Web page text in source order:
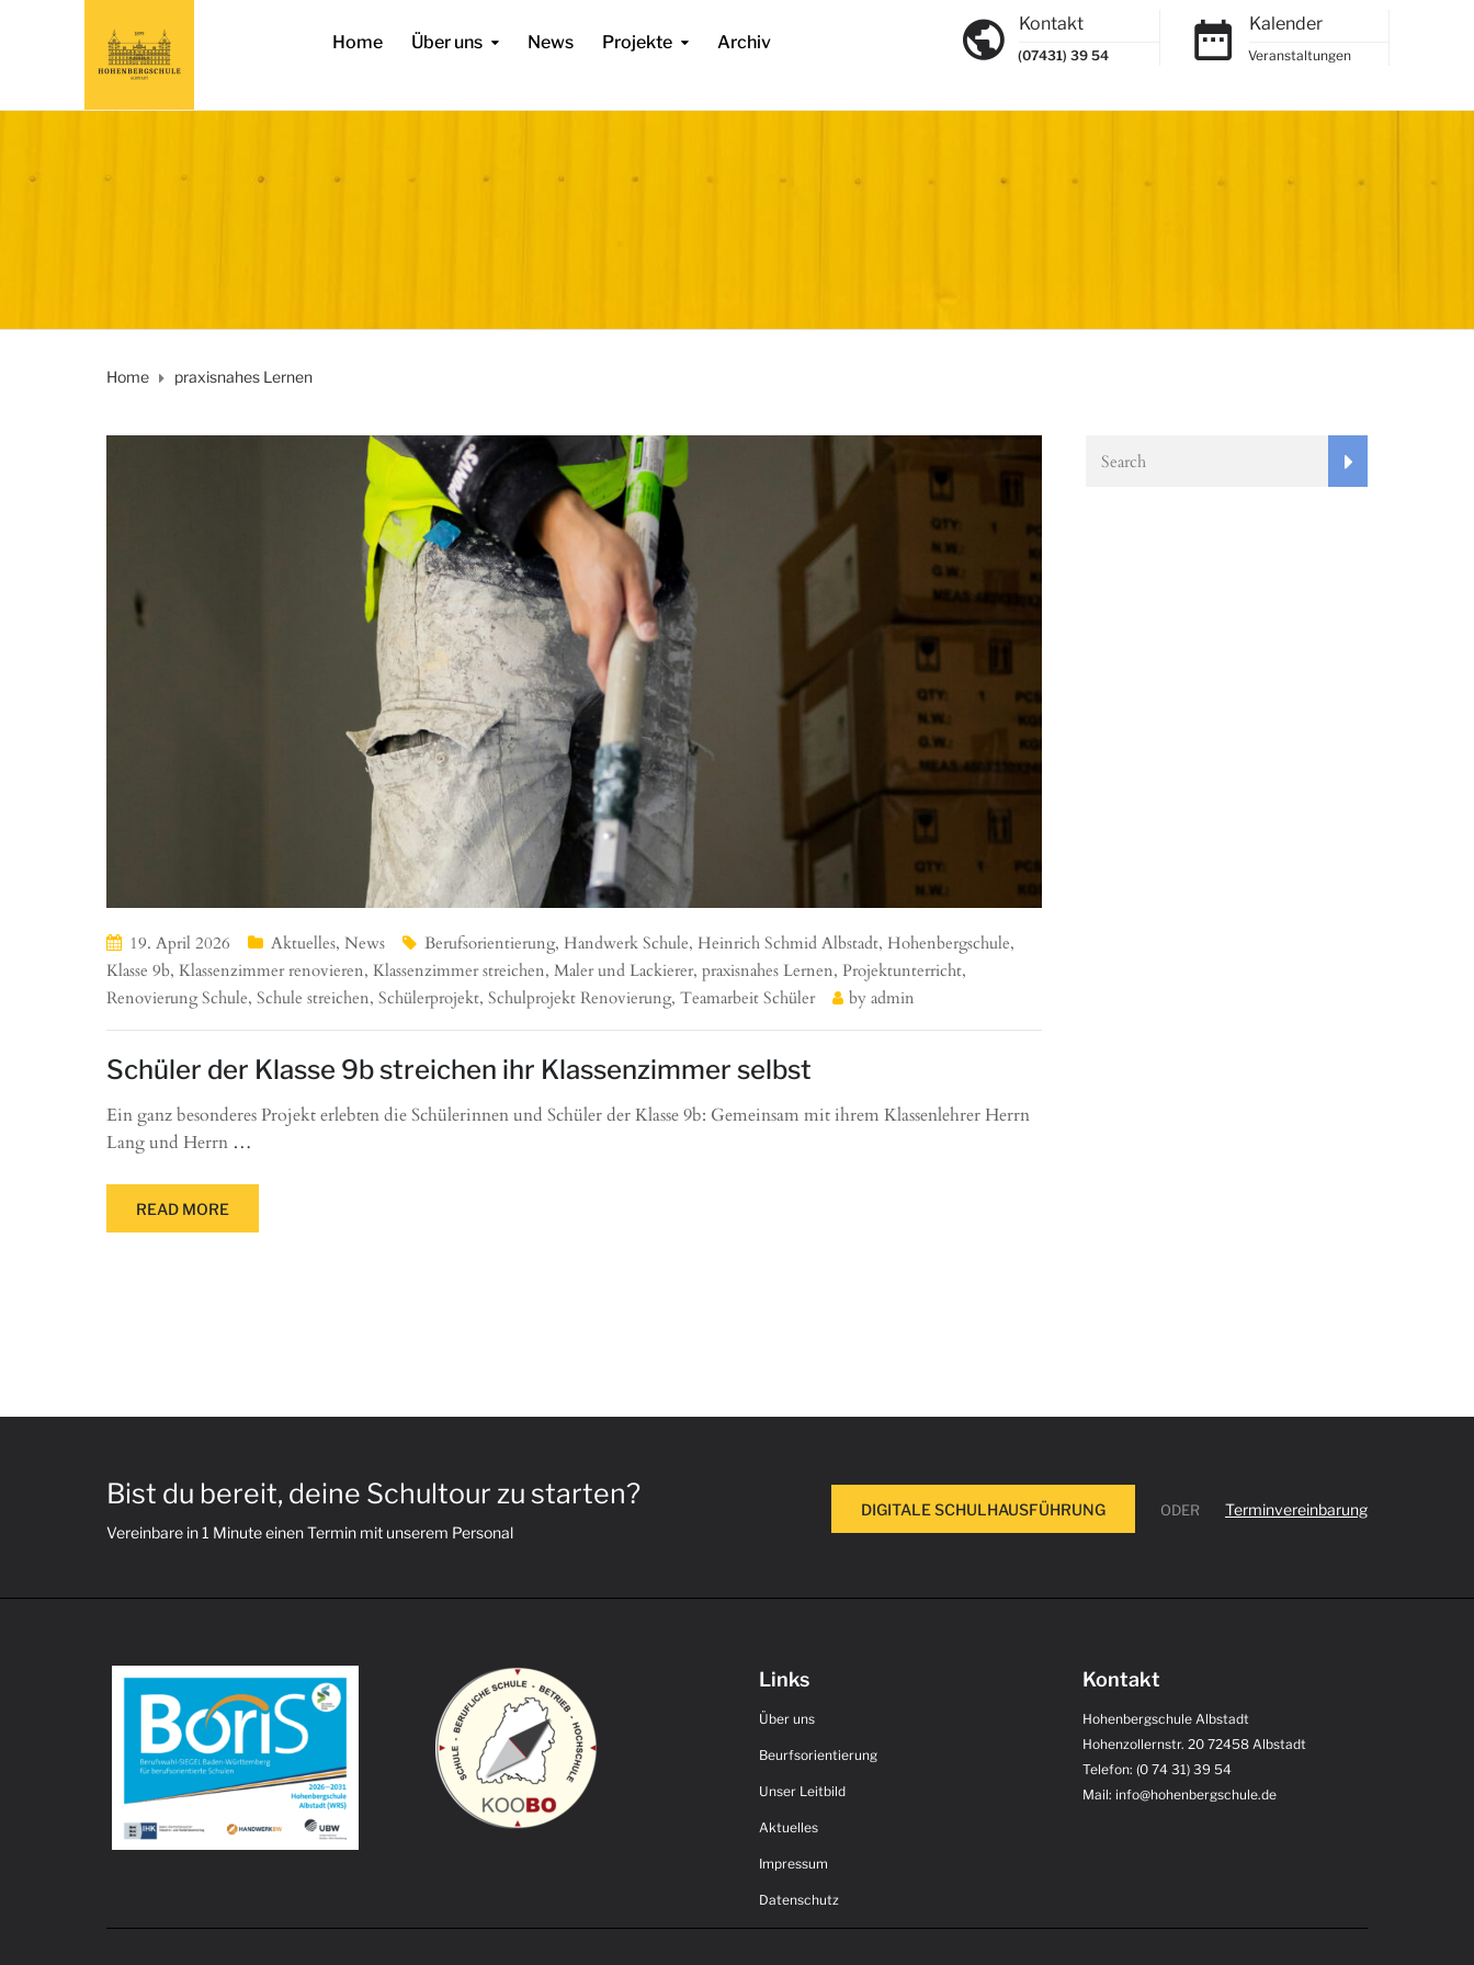
Home Über uns News Projekte Archiv
Kontakt
(07431) 39 54
Kalender
Veranstaltungen
Home praxisnahes Lernen
19. April 2026 Aktuelles, News Berufsorientierung, Handwerk Schule, Heinrich Schmid Albstadt, Hohenbergschule,
Klasse 9b, Klassenzimmer renovieren, Klassenzimmer streichen, Maler und Lackierer, praxisnahes Lernen, Projektunterricht,
Renovierung Schule, Schule streichen, Schülerprojekt, Schulprojekt Renovierung, Teamarbeit Schüler by admin
Schüler der Klasse 9b streichen ihr Klassenzimmer selbst
Ein ganz besonderes Projekt erlebten die Schülerinnen und Schüler der Klasse 9b: Gemeinsam mit ihrem Klassenlehrer Herrn
Lang und Herrn …
READ MORE
Bist du bereit, deine Schultour zu starten?
Vereinbare in 1 Minute einen Termin mit unserem Personal
Terminvereinbarung
ODER
DIGITALE SCHULHAUSFÜHRUNG
Links
Über uns
Beurfsorientierung
Unser Leitbild
Aktuelles
Impressum
Datenschutz
Kontakt
Hohenbergschule Albstadt
Hohenzollernstr. 20 72458 Albstadt
Telefon: (0 74 31) 39 54
Mail: info@hohenbergschule.de